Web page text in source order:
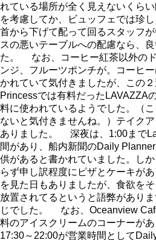
れている場所が全く見えないくら
を考慮してか、ビュッフェでは珍
首から下げて配って回るスタッフ
スの悪いテーブルへの配慮なら、
た。 なお、コーヒー紅茶以外の
ンジ、フルーツポンチが。コーヒ
かれていて気付きましたが、この
Princessでは有料だったLAVAZZA
料に使われているようでした。（
ないと気付きませんね。）テイク
ありました。 深夜は、1:00まで
間があり、船内新聞のDaily
供があると書かれていました。し
らず申し訳程度にピザとケーキが
を見た日もありましたが、食欲を
放置されてるというと語弊があり
じでした。 なお、Oceanview
料のアイスクリームのコーナーがあ
17:30～22:00が営業時間として